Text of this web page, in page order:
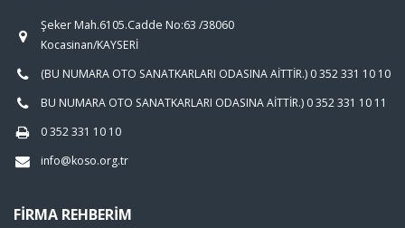
Şeker Mah.6105.Cadde No:63 /38060
Kocasinan/KAYSERİ
(BU NUMARA OTO SANATKARLARI ODASINA AİTTİR.) 0 352 331 10 10
BU NUMARA OTO SANATKARLARI ODASINA AİTTİR.) 0 352 331 10 11
0 352 331 10 10
info@koso.org.tr
FIRMA REHBERIM